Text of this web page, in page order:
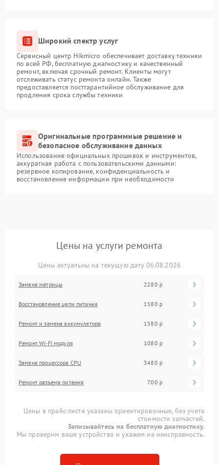
Широкий спектр услуг
Сервисный центр Hikmicro обеспечивает доставку техники
по всей РФ, бесплатную диагностику и качественный
ремонт, включая срочный ремонт. Клиенты могут
отслеживать статус ремонта онлайн. Также
предоставляется постгарантийное обслуживание для
продления срока службы техники
Оригинальные программные решение и
безопасное обслуживание данных
Использование официальных прошивок и инструментов,
аккуратная работа с пользовательскими данными:
резервное копирование, конфиденциальность и
восстановление информации при необходимости
Цены на услуги ремонта
Цены актуальны на текущую дату 06.08.2026
Замена матрицы 2280 р
Восстановление цепи питания 1580 р
Ремонт и замена аккумулятора 1580 р
Ремонт Wi-Fi модуля 1080 р
Замена процессора CPU 3480 р
Ремонт разъема питания 700 р
Цены в прайс-листе указаны ориентировочные, без учета
стоимости запчастей.
Записывайтесь на бесплатную диагностику.
Мы проверим ваше устройство и укажем на неисправность.